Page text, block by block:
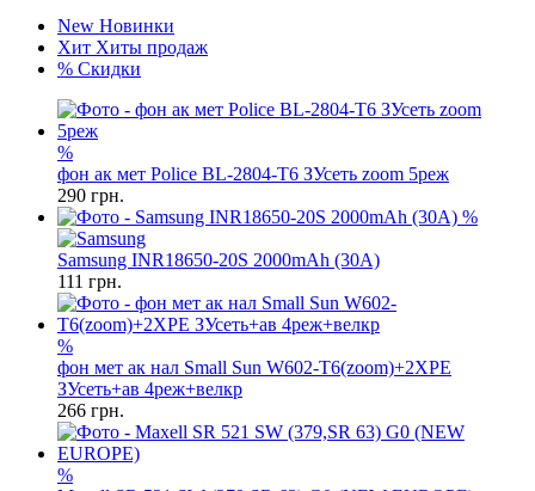
New Новинки
Хит Хиты продаж
% Скидки
%
фон ак мет Police BL-2804-T6 ЗУсеть zoom 5реж
290 грн.
%
Samsung INR18650-20S 2000mAh (30A)
111 грн.
%
фон мет ак нал Small Sun W602-T6(zoom)+2XPE
ЗУсеть+ав 4реж+велкр
266 грн.
%